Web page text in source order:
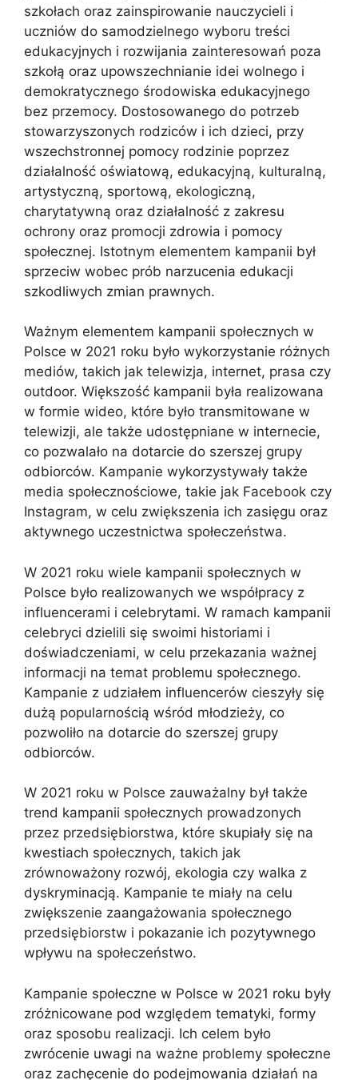
szkołach oraz zainspirowanie nauczycieli i
uczniów do samodzielnego wyboru treści
edukacyjnych i rozwijania zainteresowań poza
szkołą oraz upowszechnianie idei wolnego i
demokratycznego środowiska edukacyjnego
bez przemocy. Dostosowanego do potrzeb
stowarzyszonych rodziców i ich dzieci, przy
wszechstronnej pomocy rodzinie poprzez
działalność oświatową, edukacyjną, kulturalną,
artystyczną, sportową, ekologiczną,
charytatywną oraz działalność z zakresu
ochrony oraz promocji zdrowia i pomocy
społecznej. Istotnym elementem kampanii był
sprzeciw wobec prób narzucenia edukacji
szkodliwych zmian prawnych.
Ważnym elementem kampanii społecznych w
Polsce w 2021 roku było wykorzystanie różnych
mediów, takich jak telewizja, internet, prasa czy
outdoor. Większość kampanii była realizowana
w formie wideo, które było transmitowane w
telewizji, ale także udostępniane w internecie,
co pozwalało na dotarcie do szerszej grupy
odbiorców. Kampanie wykorzystywały także
media społecznościowe, takie jak Facebook czy
Instagram, w celu zwiększenia ich zasięgu oraz
aktywnego uczestnictwa społeczeństwa.
W 2021 roku wiele kampanii społecznych w
Polsce było realizowanych we współpracy z
influencerami i celebrytami. W ramach kampanii
celebryci dzielili się swoimi historiami i
doświadczeniami, w celu przekazania ważnej
informacji na temat problemu społecznego.
Kampanie z udziałem influencerów cieszyły się
dużą popularnością wśród młodzieży, co
pozwoliło na dotarcie do szerszej grupy
odbiorców.
W 2021 roku w Polsce zauważalny był także
trend kampanii społecznych prowadzonych
przez przedsiębiorstwa, które skupiały się na
kwestiach społecznych, takich jak
zrównoważony rozwój, ekologia czy walka z
dyskryminacją. Kampanie te miały na celu
zwiększenie zaangażowania społecznego
przedsiębiorstw i pokazanie ich pozytywnego
wpływu na społeczeństwo.
Kampanie społeczne w Polsce w 2021 roku były
zróżnicowane pod względem tematyki, formy
oraz sposobu realizacji. Ich celem było
zwrócenie uwagi na ważne problemy społeczne
oraz zachęcenie do podejmowania działań na